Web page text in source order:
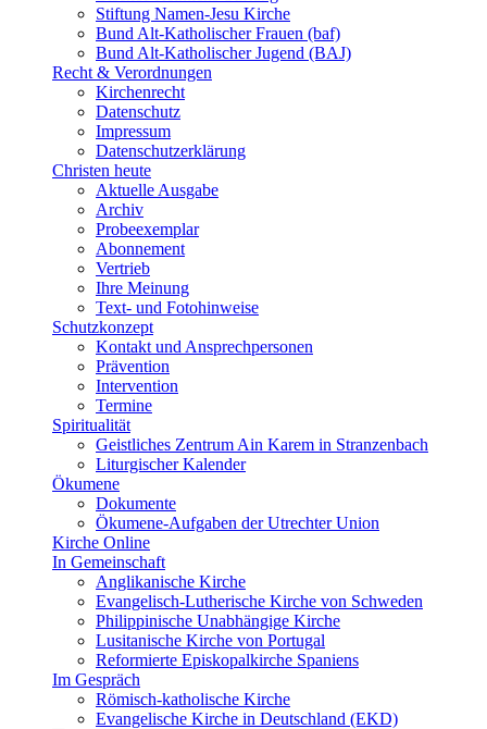
Stiftung Namen-Jesu Kirche
Bund Alt-Katholischer Frauen (baf)
Bund Alt-Katholischer Jugend (BAJ)
Recht & Verordnungen
Kirchenrecht
Datenschutz
Impressum
Datenschutzerklärung
Christen heute
Aktuelle Ausgabe
Archiv
Probeexemplar
Abonnement
Vertrieb
Ihre Meinung
Text- und Fotohinweise
Schutzkonzept
Kontakt und Ansprechpersonen
Prävention
Intervention
Termine
Spiritualität
Geistliches Zentrum Ain Karem in Stranzenbach
Liturgischer Kalender
Ökumene
Dokumente
Ökumene-Aufgaben der Utrechter Union
Kirche Online
In Gemeinschaft
Anglikanische Kirche
Evangelisch-Lutherische Kirche von Schweden
Philippinische Unabhängige Kirche
Lusitanische Kirche von Portugal
Reformierte Episkopalkirche Spaniens
Im Gespräch
Römisch-katholische Kirche
Evangelische Kirche in Deutschland (EKD)